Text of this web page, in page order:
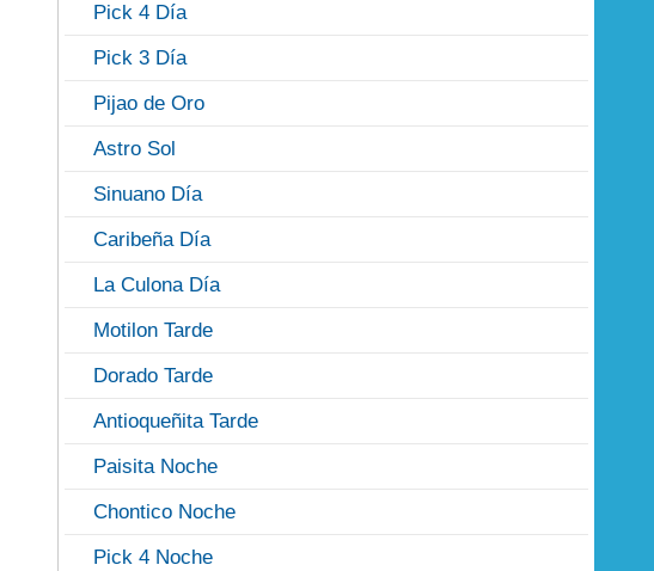
Pick 4 Día
Pick 3 Día
Pijao de Oro
Astro Sol
Sinuano Día
Caribeña Día
La Culona Día
Motilon Tarde
Dorado Tarde
Antioqueñita Tarde
Paisita Noche
Chontico Noche
Pick 4 Noche